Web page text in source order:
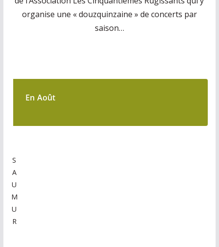
organise une « douzquinzaine » de concerts par
saison…
En Août
S
A
U
M
U
R